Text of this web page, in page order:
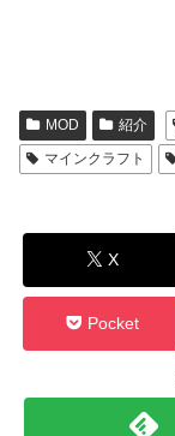
MOD 紹介
マインクラフト
X
Pocket